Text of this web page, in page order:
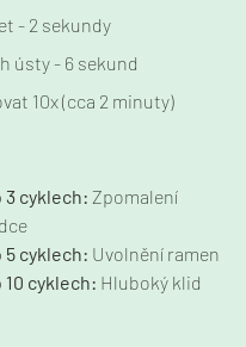
- 2 sekundy
ústy - 6 sekund
10x (cca 2 minuty)
3 cyklech: Zpomalení
5 cyklech: Uvolnění ramen
10 cyklech: Hluboký klid